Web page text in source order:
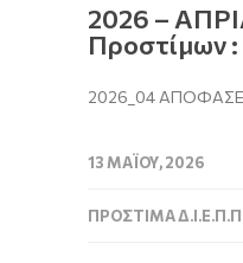
2026 –
Προστίμων
2026_04
13 ΜΑΪ́ΟΥ, 2026
ΠΡΌΣΤΙΜΑ